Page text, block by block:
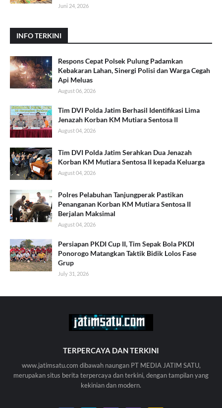
Juni 24, 2026
INFO TERKINI
Respons Cepat Polsek Pulung Padamkan
Kebakaran Lahan, Sinergi Polisi dan Warga Cegah
Api Meluas
August 06, 2026
Tim DVI Polda Jatim Berhasil Identifikasi Lima
Jenazah Korban KM Mutiara Sentosa II
August 04, 2026
Tim DVI Polda Jatim Serahkan Dua Jenazah
Korban KM Mutiara Sentosa II kepada Keluarga
August 04, 2026
Polres Pelabuhan Tanjungperak Pastikan
Penanganan Korban KM Mutiara Sentosa II
Berjalan Maksimal
August 04, 2026
Persiapan PKDI Cup II, Tim Sepak Bola PKDI
Ponorogo Matangkan Taktik Bidik Lolos Fase
Grup
July 31, 2026
TERPERCAYA DAN TERKINI
www.jatimsatu.com dibawah naungan PT MEDIA JATIM SATU,
merupakan situs berita terpercaya dan terkini, dengan tampilan yang
kekinian dan modern.